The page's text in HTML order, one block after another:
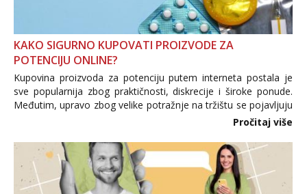
KAKO SIGURNO KUPOVATI PROIZVODE ZA
POTENCIJU ONLINE?
Kupovina proizvoda za potenciju putem interneta postala je
sve popularnija zbog praktičnosti, diskrecije i široke ponude.
Međutim, upravo zbog velike potražnje na tržištu se pojavljuju
i brojni krivotvoreni proizvodi, nepouzdane internetske
Pročitaj više